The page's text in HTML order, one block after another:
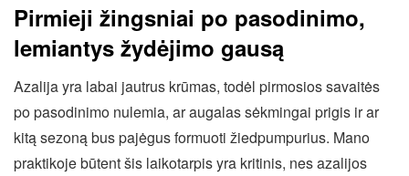
Pirmieji žingsniai po pasodinimo,
lemiantys žydėjimo gausą
Azalija yra labai jautrus krūmas, todėl pirmosios savaitės
po pasodinimo nulemia, ar augalas sėkmingai prigis ir ar
kitą sezoną bus pajėgus formuoti žiedpumpurius. Mano
praktikoje būtent šis laikotarpis yra kritinis, nes azalijos